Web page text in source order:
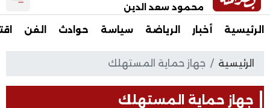
محمود سعد الدين
الرئيسية أخبار الرياضة سياسة حوادث الفن
الرئيسية جهاز حماية المستهلك
جهاز حماية المستهلك